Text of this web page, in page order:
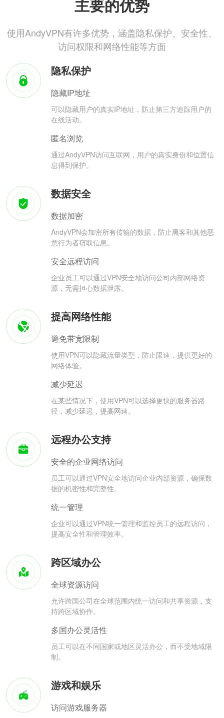
主要的优势
使用AndyVPN有许多优势，涵盖隐私保护、安全性、
访问权限和网络性能等方面
隐私保护
隐藏IP地址
可以隐藏用户的真实IP地址，防止第三方追踪用户的
在线活动。
匿名浏览
通过AndyVPN访问互联网，用户的真实身份和位置信
息得到保护。
数据安全
数据加密
AndyVPN会加密所有传输的数据，防止黑客和其他恶
意行为者窃取信息。
安全远程访问
企业员工可以通过VPN安全地访问公司内部网络资
源，无需担心数据泄露。
提高网络性能
避免带宽限制
使用VPN可以隐藏流量类型，防止限速，提供更好的
网络体验。
减少延迟
在某些情况下，使用VPN可以选择更快的服务器路
径，减少延迟，提高网速。
远程办公支持
安全的企业网络访问
员工可以通过VPN安全地访问企业内部资源，确保数
据的机密性和完整性。
统一管理
企业可以通过VPN统一管理和监控员工的远程访问，
提高安全性和管理效率。
跨区域办公
全球资源访问
允许跨国公司在全球范围内统一访问和共享资源，支
持跨区域协作。
多国办公灵活性
员工可以在不同国家或地区灵活办公，而不受地域限
制。
游戏和娱乐
访问游戏服务器